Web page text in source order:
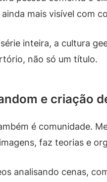
mais visível com
inteira, a cultura
não só um título.
e criação
é comunidade.
faz teorias e
analisando cenas,